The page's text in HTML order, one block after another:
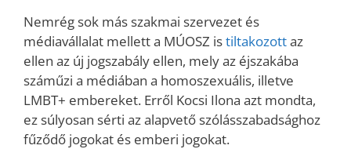
Nemrég sok más szakmai szervezet és
médiavállalat mellett a MÚOSZ istiltakozottaz
ellen az új jogszabály ellen, mely az éjszakába
száműzi a médiában a homoszexuális, illetve
LMBT+ embereket. Erről Kocsi Ilona azt mondta,
ez súlyosan sérti az alapvető szólásszabadsághoz
fűződő jogokat és emberi jogokat.